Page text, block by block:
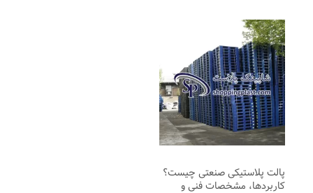
پالت پلاستیکی صنعتی چیست؟
کاربردها، مشخصات فنی و